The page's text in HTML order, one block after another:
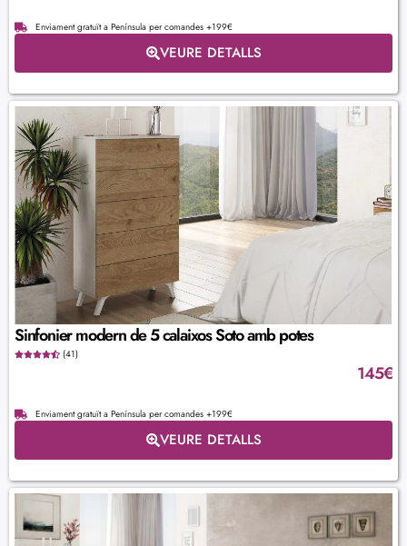
Enviament gratuït a Península per comandes +199€
VEURE DETALLS
Sinfonier modern de 5 calaixos Soto amb potes
(41)
145€
Enviament gratuït a Península per comandes +199€
VEURE DETALLS